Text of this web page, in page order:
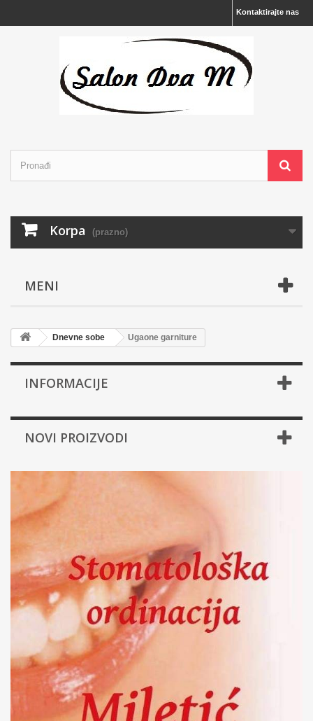
Kontaktirajte nas
Korpa (prazno)
MENI
Dnevne sobe Ugaone garniture
INFORMACIJE
NOVI PROIZVODI